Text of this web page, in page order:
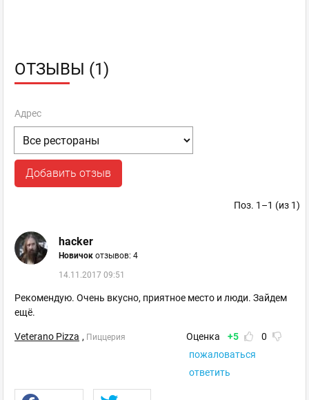
ОТЗЫВЫ (1)
Адрес
Добавить отзыв
Поз. 1–1 (из 1)
hacker
Новичок отзывов: 4
14.11.2017 09:51
Рекомендую. Очень вкусно, приятное место и люди. Зайдем
ещё.
Veterano Pizza , Пиццерия Оценка +5
0
пожаловаться
ответить